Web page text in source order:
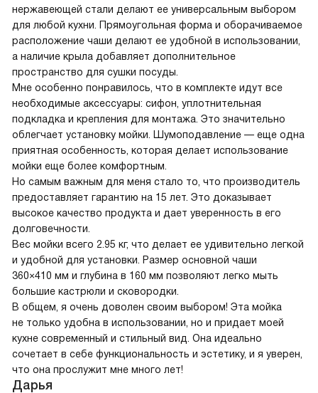
нержавеющей стали делают ее универсальным выбором
для любой кухни. Прямоугольная форма и оборачиваемое
расположение чаши делают ее удобной в использовании,
а наличие крыла добавляет дополнительное
пространство для сушки посуды.
Мне особенно понравилось, что в комплекте идут все
необходимые аксессуары: сифон, уплотнительная
подкладка и крепления для монтажа. Это значительно
облегчает установку мойки. Шумоподавление — еще одна
приятная особенность, которая делает использование
мойки еще более комфортным.
Но самым важным для меня стало то, что производитель
предоставляет гарантию на 15 лет. Это доказывает
высокое качество продукта и дает уверенность в его
долговечности.
Вес мойки всего 2.95 кг, что делает ее удивительно легкой
и удобной для установки. Размер основной чаши
360×410 мм и глубина в 160 мм позволяют легко мыть
большие кастрюли и сковородки.
В общем, я очень доволен своим выбором! Эта мойка
не только удобна в использовании, но и придает моей
кухне современный и стильный вид. Она идеально
сочетает в себе функциональность и эстетику, и я уверен,
что она прослужит мне много лет!
Дарья